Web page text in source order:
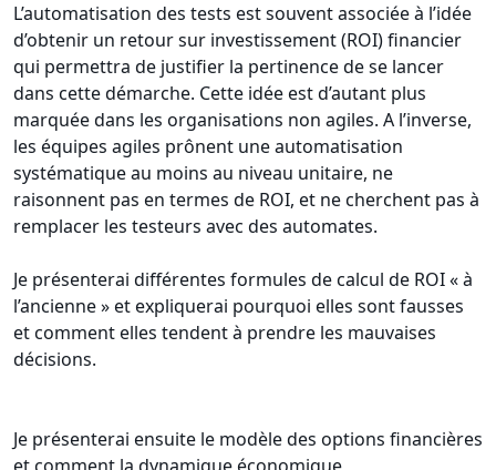
L’automatisation des tests est souvent associée à l’idée
d’obtenir un retour sur investissement (ROI) financier
qui permettra de justifier la pertinence de se lancer
dans cette démarche. Cette idée est d’autant plus
marquée dans les organisations non agiles. A l’inverse,
les équipes agiles prônent une automatisation
systématique au moins au niveau unitaire, ne
raisonnent pas en termes de ROI, et ne cherchent pas à
remplacer les testeurs avec des automates.
Je présenterai différentes formules de calcul de ROI « à
l’ancienne » et expliquerai pourquoi elles sont fausses
et comment elles tendent à prendre les mauvaises
décisions.
Je présenterai ensuite le modèle des options financières